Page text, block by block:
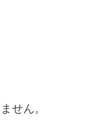
せん。